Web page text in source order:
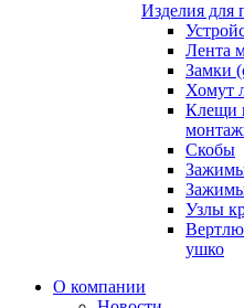
Изделия для
Лента
Замки
Хомут
Клещи
Скобы
Узлы
ушко
О компании